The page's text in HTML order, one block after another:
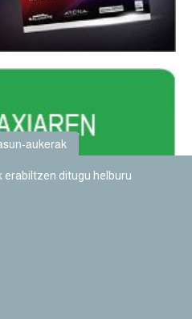
aukerak
erabiltzen ditugu helburu